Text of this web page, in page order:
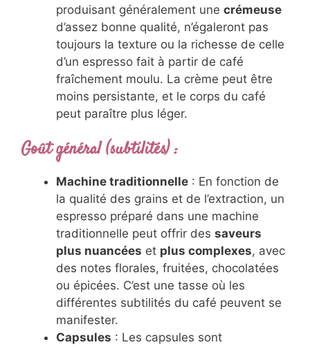
produisant généralement une crémeuse
d’assez bonne qualité, n’égaleront pas
toujours la texture ou la richesse de celle
d’un espresso fait à partir de café
fraîchement moulu. La crème peut être
moins persistante, et le corps du café
peut paraître plus léger.
Goût général (subtilités):
Machine traditionnelle : En fonction de
la qualité des grains et de l’extraction, un
espresso préparé dans une machine
traditionnelle peut offrir des saveurs
plus nuancées et plus complexes, avec
des notes florales, fruitées, chocolatées
ou épicées. C’est une tasse où les
différentes subtilités du café peuvent se
manifester.
Capsules : Les capsules sont